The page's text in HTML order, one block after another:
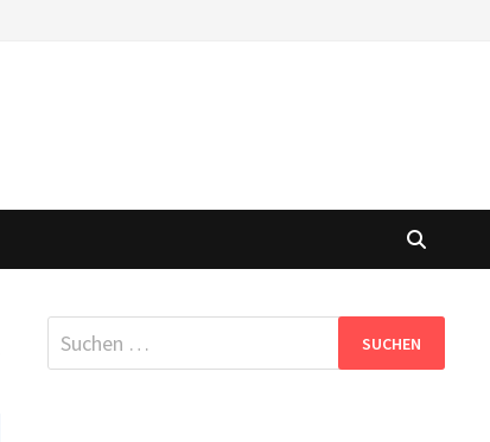
Suchen
nach: